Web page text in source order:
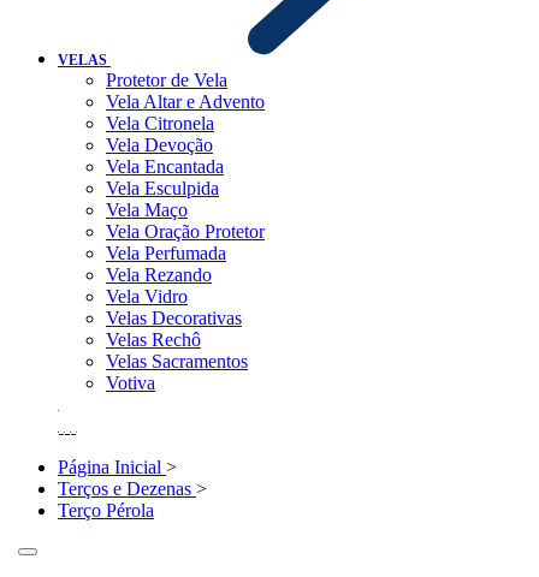
VELAS
Protetor de Vela
Vela Altar e Advento
Vela Citronela
Vela Devoção
Vela Encantada
Vela Esculpida
Vela Maço
Vela Oração Protetor
Vela Perfumada
Vela Rezando
Vela Vidro
Velas Decorativas
Velas Rechô
Velas Sacramentos
Votiva
Página Inicial >
Terços e Dezenas >
Terço Pérola